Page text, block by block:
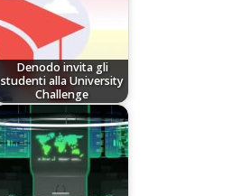
Denodo invita gli
studenti alla University
Challenge